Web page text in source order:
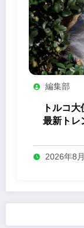
編集部
トルコ
最新トレ
2026年8